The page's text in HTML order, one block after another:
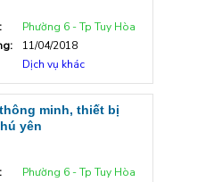
Phường 6 - Tp Tuy Hòa
11/04/2018
Dịch vụ khác
minh, thiết bị
yên
Phường 6 - Tp Tuy Hòa